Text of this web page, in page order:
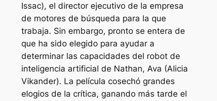
Issac), el director ejecutivo de la empresa
de motores de búsqueda para la que
trabaja. Sin embargo, pronto se entera de
que ha sido elegido para ayudar a
determinar las capacidades del robot de
inteligencia artificial de Nathan, Ava (Alicia
Vikander). La película cosechó grandes
elogios de la crítica, ganando más tarde el